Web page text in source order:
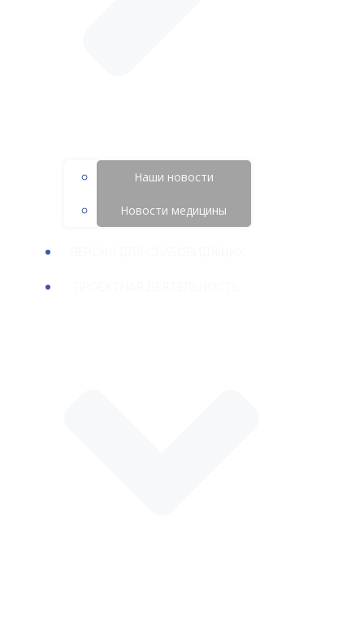
Наши новости
Новости медицины